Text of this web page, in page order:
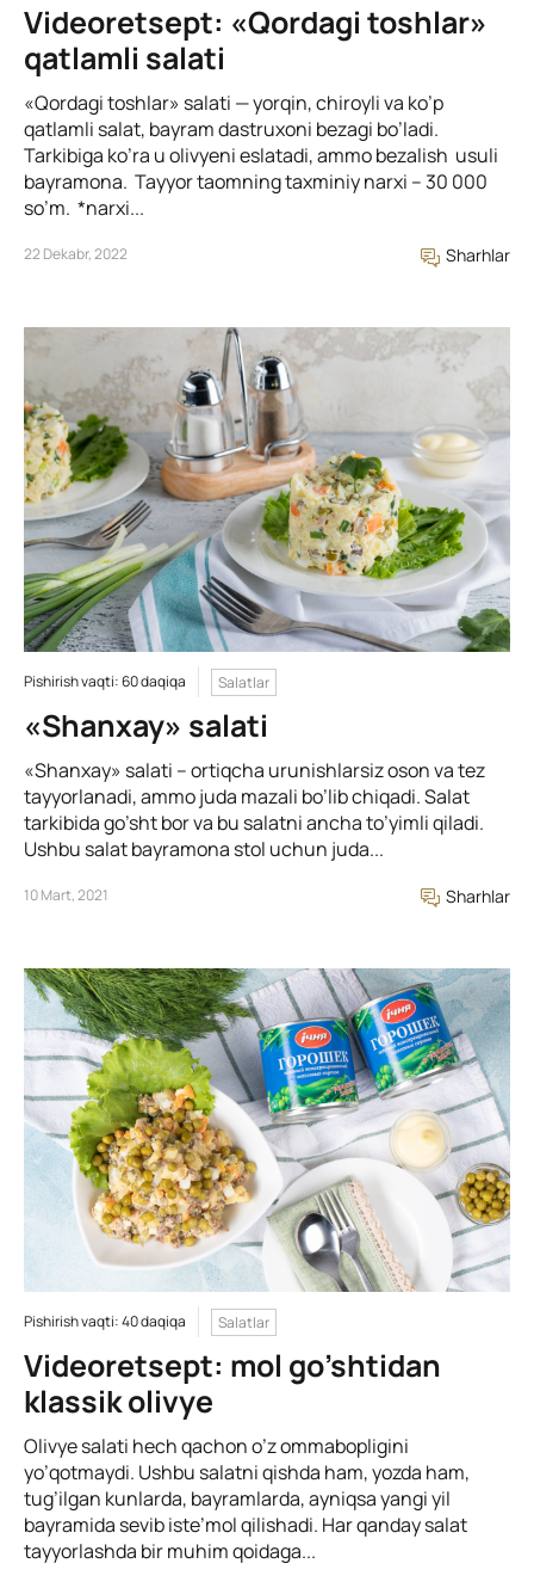
Videoretsept: «Qordagi toshlar»
qatlamli salati
«Qordagi toshlar» salati — yorqin, chiroyli va ko’p
qatlamli salat, bayram dastruxoni bezagi bo’ladi.
Tarkibiga ko’ra u olivyeni eslatadi, ammo bezalish usuli
bayramona. Tayyor taomning taxminiy narxi – 30 000
so’m. *narxi...
22 Dekabr, 2022 Sharhlar
Pishirish vaqti: 60 daqiqa Salatlar
«Shanxay» salati
«Shanxay» salati – ortiqcha urunishlarsiz oson va tez
tayyorlanadi, ammo juda mazali bo’lib chiqadi. Salat
tarkibida go’sht bor va bu salatni ancha to’yimli qiladi.
Ushbu salat bayramona stol uchun juda...
10 Mart, 2021 Sharhlar
Pishirish vaqti: 40 daqiqa Salatlar
Videoretsept: mol go’shtidan
klassik olivye
Olivye salati hech qachon o’z ommabopligini
yo’qotmaydi. Ushbu salatni qishda ham, yozda ham,
tug’ilgan kunlarda, bayramlarda, ayniqsa yangi yil
bayramida sevib iste’mol qilishadi. Har qanday salat
tayyorlashda bir muhim qoidaga...